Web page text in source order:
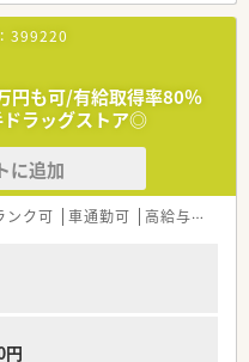
活躍できるキャリアパスが多
ーや営業部長等のマネジメン
スペシャリストを目指すこ
門等の本社スタッフなど活動領
、在宅医療へもしっかりと関
、時短制度は小学5年生まで
す。
フバランスが整っています
割引制度など嬉しいメリットも
399220
円も可/有給取得率80％
ドラッグストア◎
に追加
ンク可 車通勤可 高給与(600万円以上)
円